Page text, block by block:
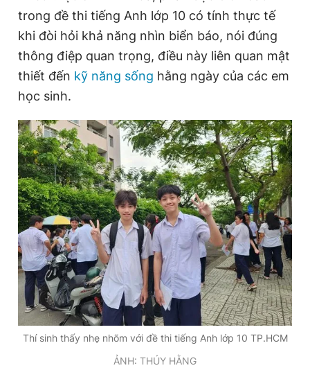
trong đề thi tiếng Anh lớp 10 có tính thực tế
khi đòi hỏi khả năng nhìn biển báo, nói đúng
thông điệp quan trọng, điều này liên quan mật
thiết đến kỹ năng sống hằng ngày của các em
học sinh.
Thí sinh thấy nhẹ nhõm với đề thi tiếng Anh lớp 10 TP.HCM
ẢNH: THÚY HẰNG